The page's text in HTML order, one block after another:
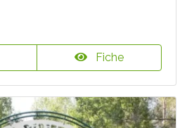
Fiche